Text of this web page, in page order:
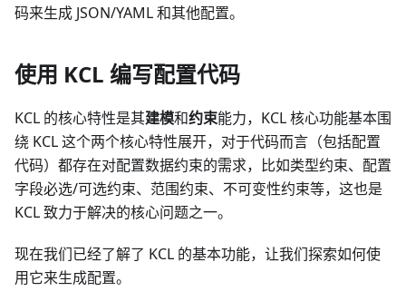
码来生成 JSON/YAML 和其他配置。
使用 KCL 编写配置代码
KCL 的核心特性是其建模和约束能力，KCL 核心功能基本围
绕 KCL 这个两个核心特性展开，对于代码而言（包括配置
代码）都存在对配置数据约束的需求，比如类型约束、配置
字段必选/可选约束、范围约束、不可变性约束等，这也是
KCL 致力于解决的核心问题之一。
现在我们已经了解了 KCL 的基本功能，让我们探索如何使
用它来生成配置。